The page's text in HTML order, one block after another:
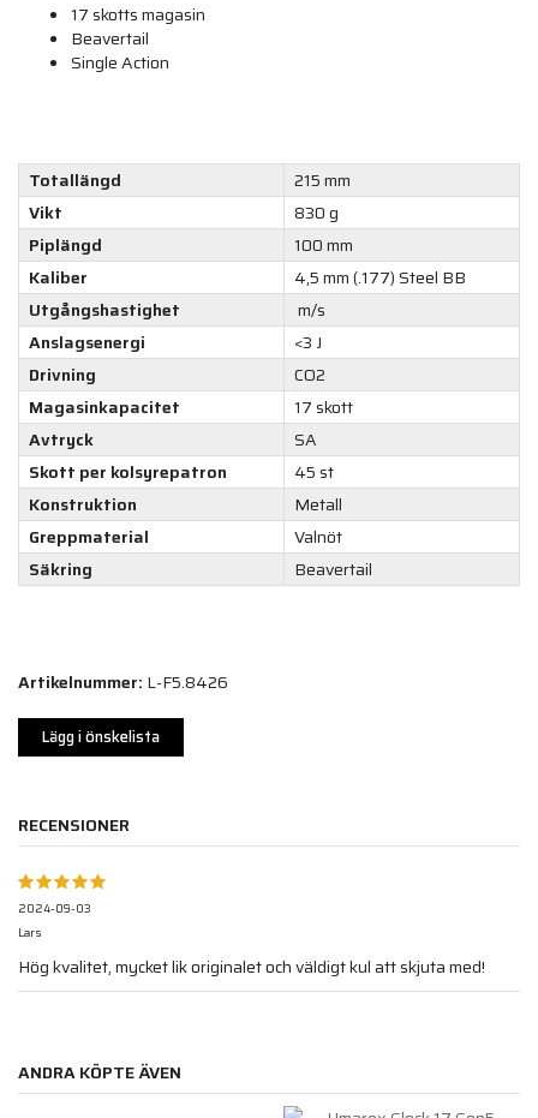
17 skotts magasin
Beavertail
Single Action
Totallängd
215 mm
Vikt
830 g
Piplängd
100 mm
Kaliber
4,5 mm (.177) Steel BB
Utgångshastighet
m/s
Anslagsenergi
<3 J
Drivning
CO2
Magasinkapacitet
17 skott
Avtryck
SA
Skott per kolsyrepatron
45 st
Konstruktion
Metall
Greppmaterial
Valnöt
Säkring
Beavertail
Artikelnummer: L-F5.8426
Lägg i önskelista
RECENSIONER
2024-09-03
Lars
Hög kvalitet, mycket lik originalet och väldigt kul att skjuta med!
ANDRA KÖPTE ÄVEN